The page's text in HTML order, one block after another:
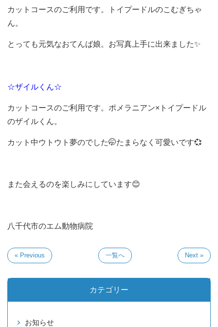
カットコースのご利用です。トイプードルのこむぎちゃ
ん。
とっても元気なおてんば娘。お写真上手に出来ました✨
☆ザイルくん☆
カットコースのご利用です。ポメラニアン×トイプードル
のザイルくん。
カット中ウトウト夢のでした🤭たまらなく可愛いです💞
また会えるのを楽しみにしています😊
八千代市のエム動物病院
« Previous 一覧へ Next »
カテゴリー
お知らせ